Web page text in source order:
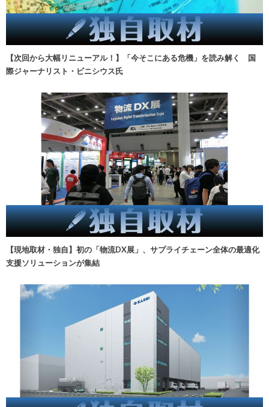
【次回から大幅リニューアル！】「今そこにある危機」を読み解く 国
際ジャーナリスト・ビニシウス氏
【現地取材・独自】初の「物流DX展」、サプライチェーン全体の最適化
支援ソリューションが集結